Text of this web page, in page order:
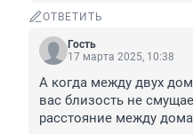
ОТВЕТИТЬ
Гость
17 марта 2025, 10:38
А когда между двух
вас близость не
расстояние между